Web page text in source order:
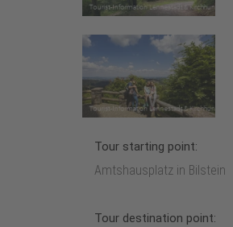
Tour starting point:
Amtshausplatz in Bilstein
Tour destination point: